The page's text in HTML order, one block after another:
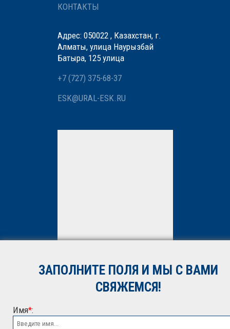
КОНТАКТЫ
Адрес: 050022 , Казахстан, г.
Алматы, улица Наурызбай
Батыра, 125 улица
+7 (727) 375-68-37
ESK@URAL-ESK.RU
обработку персональных
обработке данных вПолитике
*
ЗАПОЛНИТЕ ПОЛЯ И МЫ С ВАМИ
СВЯЖЕМСЯ!
Имя*: